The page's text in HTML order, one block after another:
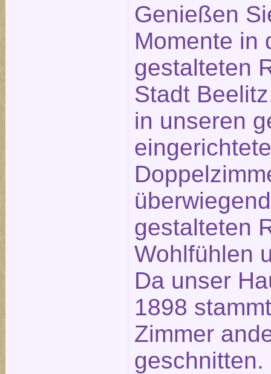
Genießen
Momente in
gestalteten
Stadt
in unseren
gestalteten
Wohlfühlen
Da unser
1898
Zimmer
geschnitten.